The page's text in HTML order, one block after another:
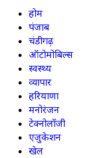
होम
पंजाब
चंडीगढ़
ऑटोमोबिल्स
स्वस्थ्य
व्यापार
हरियाणा
मनोरंजन
टेक्नोलॉजी
एजुकेशन
खेल